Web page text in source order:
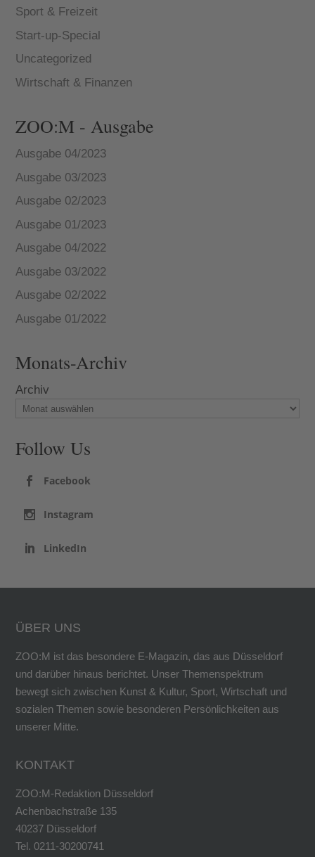
Sport & Freizeit
Start-up-Special
Uncategorized
Wirtschaft & Finanzen
ZOO:M - Ausgabe
Ausgabe 04/2023
Ausgabe 03/2023
Ausgabe 02/2023
Ausgabe 01/2023
Ausgabe 04/2022
Ausgabe 03/2022
Ausgabe 02/2022
Ausgabe 01/2022
Monats-Archiv
Archiv
Follow Us
Facebook
Instagram
LinkedIn
ÜBER UNS
ZOO:M ist das besondere E-Magazin, das aus Düsseldorf
und darüber hinaus berichtet. Unser Themenspektrum
bewegt sich zwischen Kunst & Kultur, Sport, Wirtschaft und
sozialen Themen sowie besonderen Persönlichkeiten aus
unserer Mitte.
KONTAKT
ZOO:M-Redaktion Düsseldorf
Achenbachstraße 135
40237 Düsseldorf
Tel. 0211-30200741